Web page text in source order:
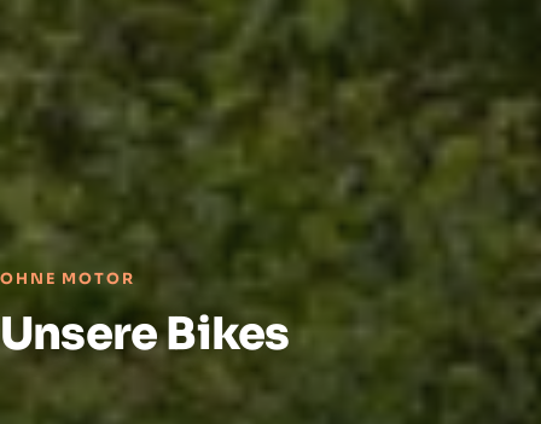
OHNE MOTOR
Unsere Bikes